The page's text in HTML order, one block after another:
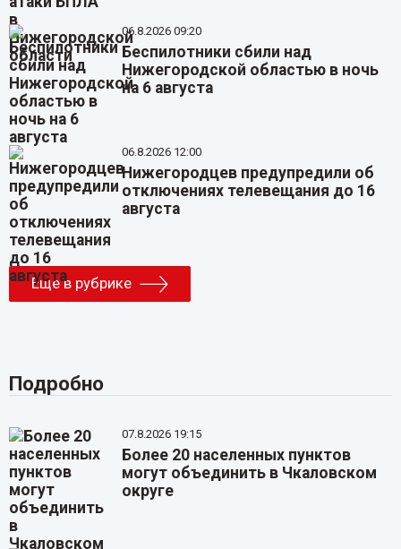
06.8.2026 09:20
Беспилотники сбили над
Нижегородской областью в ночь
на 6 августа
06.8.2026 12:00
Нижегородцев предупредили об
отключениях телевещания до 16
августа
Еще в рубрике
Подробно
07.8.2026 19:15
Более 20 населенных пунктов
могут объединить в Чкаловском
округе